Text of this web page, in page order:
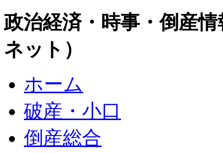
政治経済・時事・倒産
ネット）
ホーム
破産・小口
倒産総合